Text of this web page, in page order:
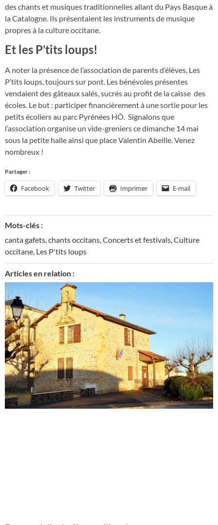
des chants et musiques traditionnelles allant du Pays Basque à
la Catalogne. Ils présentaient les instruments de musique
propres à la culture occitane.
Et les P’tits loups!
A noter la présence de l’association de parents d’élèves, Les
P’tits loups, toujours sur pont. Les bénévoles présentes
vendaient des gâteaux salés, sucrés au profit de la caisse des
écoles. Le but : participer financièrement à une sortie pour les
petits écoliers au parc Pyrénées HÔ. Signalons que
l’association organise un vide-greniers ce dimanche 14 mai
sous la petite halle ainsi que place Valentin Abeille. Venez
nombreux !
Partager :
Facebook Twitter Imprimer E-mail
Mots-clés :
canta gafets chants occitans Concerts et festivals Culture
occitane Les P'tits loups
Articles en relation :